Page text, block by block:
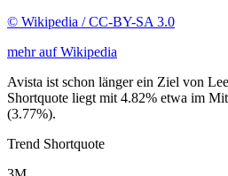
© Wikipedia / CC-BY-SA 3.0
mehr auf Wikipedia
Avista ist schon länger ein Ziel von
Shortquote liegt mit 4.82% etwa im
(3.77%).
Trend Shortquote